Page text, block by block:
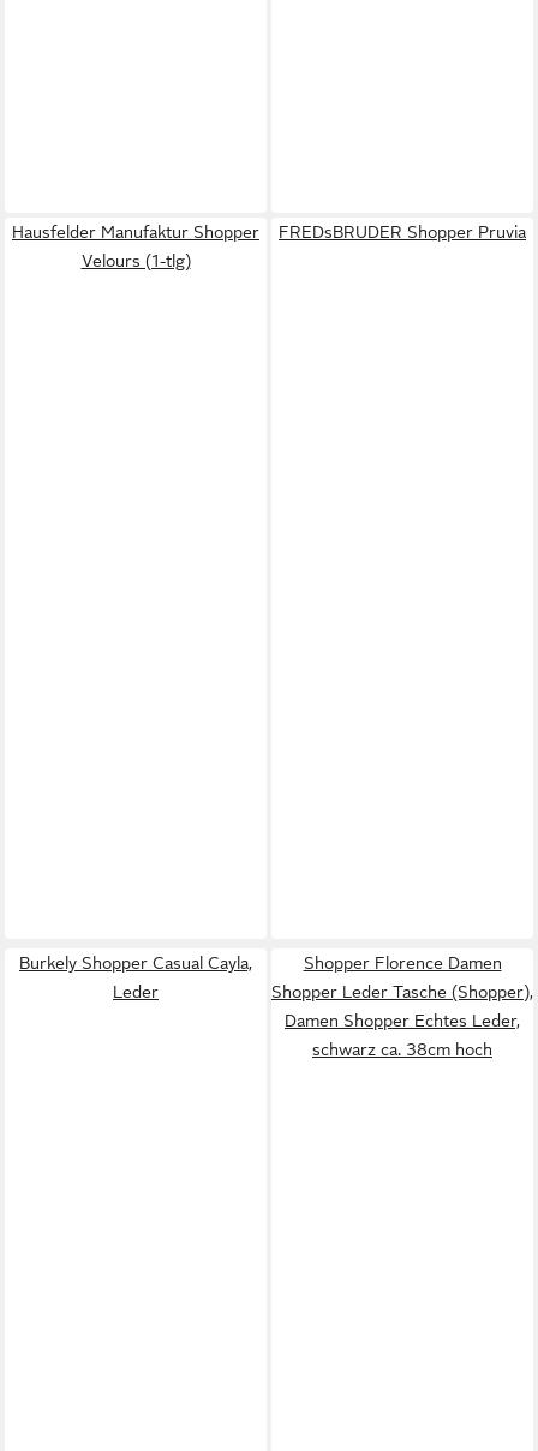
Hausfelder Manufaktur Shopper
Velours (1-tlg)
FREDsBRUDER Shopper Pruvia
Burkely Shopper Casual Cayla,
Leder
Shopper Florence Damen
Shopper Leder Tasche (Shopper),
Damen Shopper Echtes Leder,
schwarz ca. 38cm hoch